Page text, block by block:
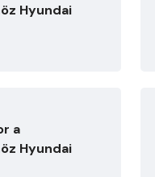
Hyundai
a
Hyundai